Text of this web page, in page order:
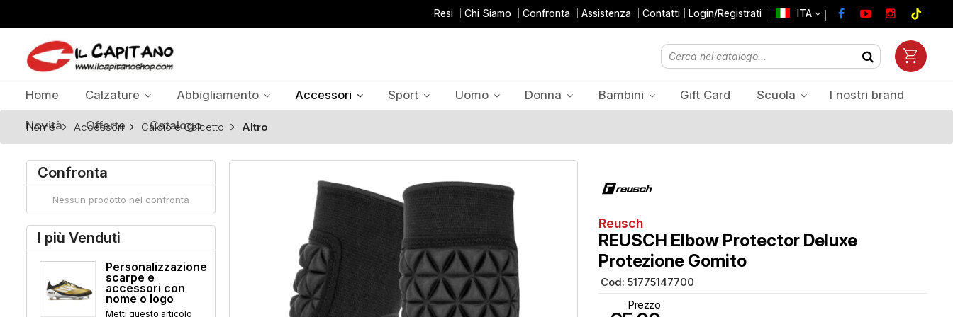
Resi Chi Siamo Confronta Assistenza Contatti Login/Registrati ITA
Home Calzature Abbigliamento Accessori Sport Uomo Donna Bambini Gift Card Scuola I nostri brand
Novità Offerte Catalogo
Home Accessori Calcio e Calcetto Altro
Reusch
REUSCH Elbow Protector Deluxe
Protezione Gomito
Cod:51775147700
Prezzo
Confronta
Nessun prodotto nel confronta
I più Venduti
Personalizzazione
scarpe e
accessori con
nome o logo
Metti questo articolo